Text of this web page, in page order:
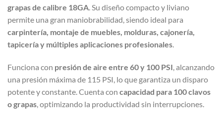
grapas de calibre 18GA. Su diseño compacto y liviano
permite una gran maniobrabilidad, siendo ideal para
carpintería, montaje de muebles, molduras, cajonería,
tapicería y múltiples aplicaciones profesionales.
Funciona con presión de aire entre 60 y 100 PSI , alcanzando
una presión máxima de 115 PSI, lo que garantiza un disparo
potente y constante. Cuenta con capacidad para 100 clavos
o grapas , optimizando la productividad sin interrupciones.